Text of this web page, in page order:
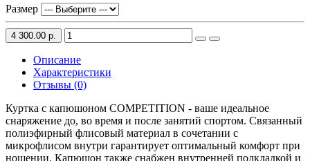
Размер
4 300.00 р.
Описание
Характеристики
Отзывы (0)
Куртка с капюшоном COMPETITION - ваше идеальное
снаряжение до, во время и после занятий спортом. Связанный
полиэфирный флисовый материал в сочетании с
микрофлисом внутри гарантирует оптимальный комфорт при
ношении. Капюшон также снабжен внутренней подкладкой и